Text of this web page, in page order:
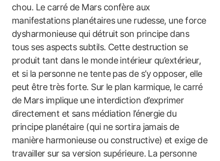
chou. Le carré de Mars confère aux
manifestations planétaires une rudesse, une force
dysharmonieuse qui détruit son principe dans
tous ses aspects subtils. Cette destruction se
produit tant dans le monde intérieur qu’extérieur,
et si la personne ne tente pas de s’y opposer, elle
peut être très forte. Sur le plan karmique, le carré
de Mars implique une interdiction d’exprimer
directement et sans médiation l’énergie du
principe planétaire (qui ne sortira jamais de
manière harmonieuse ou constructive) et exige de
travailler sur sa version supérieure. La personne